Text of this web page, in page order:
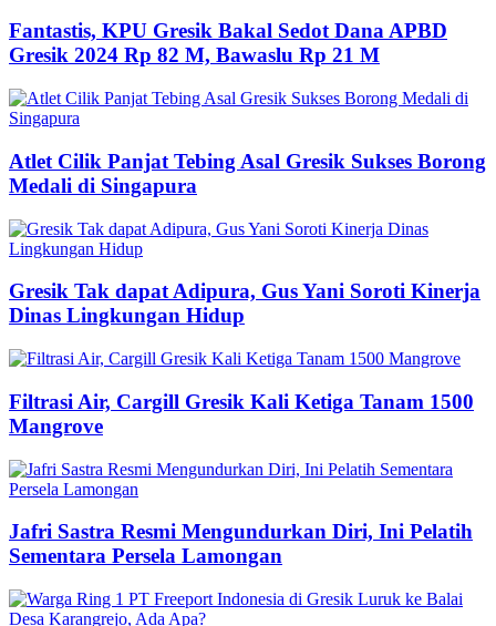
Fantastis, KPU Gresik Bakal Sedot Dana APBD
Gresik 2024 Rp 82 M, Bawaslu Rp 21 M
Atlet Cilik Panjat Tebing Asal Gresik Sukses Borong
Medali di Singapura
Gresik Tak dapat Adipura, Gus Yani Soroti Kinerja
Dinas Lingkungan Hidup
Filtrasi Air, Cargill Gresik Kali Ketiga Tanam 1500
Mangrove
Jafri Sastra Resmi Mengundurkan Diri, Ini Pelatih
Sementara Persela Lamongan